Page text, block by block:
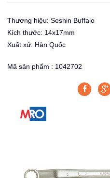
Thương hiệu: Seshin Buffalo
Kích thước: 14x17mm
Xuất xứ: Hàn Quốc
Mã sản phẩm : 1042702